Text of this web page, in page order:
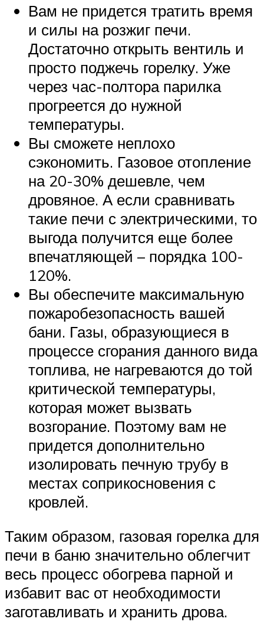
Вам не придется тратить время
и силы на розжиг печи.
Достаточно открыть вентиль и
просто поджечь горелку. Уже
через час-полтора парилка
прогреется до нужной
температуры.
Вы сможете неплохо
сэкономить. Газовое отопление
на 20-30% дешевле, чем
дровяное. А если сравнивать
такие печи с электрическими, то
выгода получится еще более
впечатляющей – порядка 100-
120%.
Вы обеспечите максимальную
пожаробезопасность вашей
бани. Газы, образующиеся в
процессе сгорания данного вида
топлива, не нагреваются до той
критической температуры,
которая может вызвать
возгорание. Поэтому вам не
придется дополнительно
изолировать печную трубу в
местах соприкосновения с
кровлей.
Таким образом, газовая горелка для
печи в баню значительно облегчит
весь процесс обогрева парной и
избавит вас от необходимости
заготавливать и хранить дрова.